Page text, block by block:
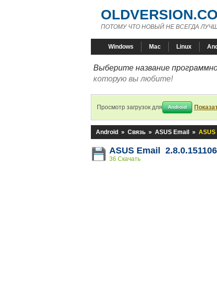
ПОТОМУ ЧТО НОВЫЙ НЕ ВСЕГДА
Windows Mac Linux
Выберите название
которую вы любите!
Просмотр загрузок для Android
Android » Связь » ASUS Email » ASUS
ASUS Email
36 Скачать